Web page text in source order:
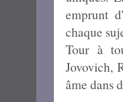
emprunt
chaque
Tour à
Jovovich,
âme dans